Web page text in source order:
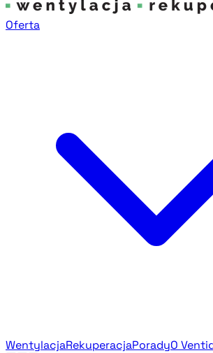
Oferta
WentylacjaRekuperacjaPoradyO